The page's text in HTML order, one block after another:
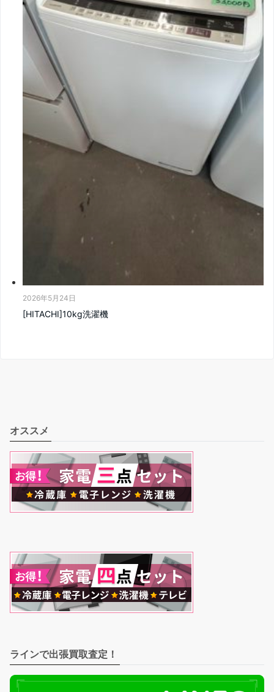
2026年5月24日
[HITACHI]10kg洗濯機
オススメ
ラインで出張買取査定！